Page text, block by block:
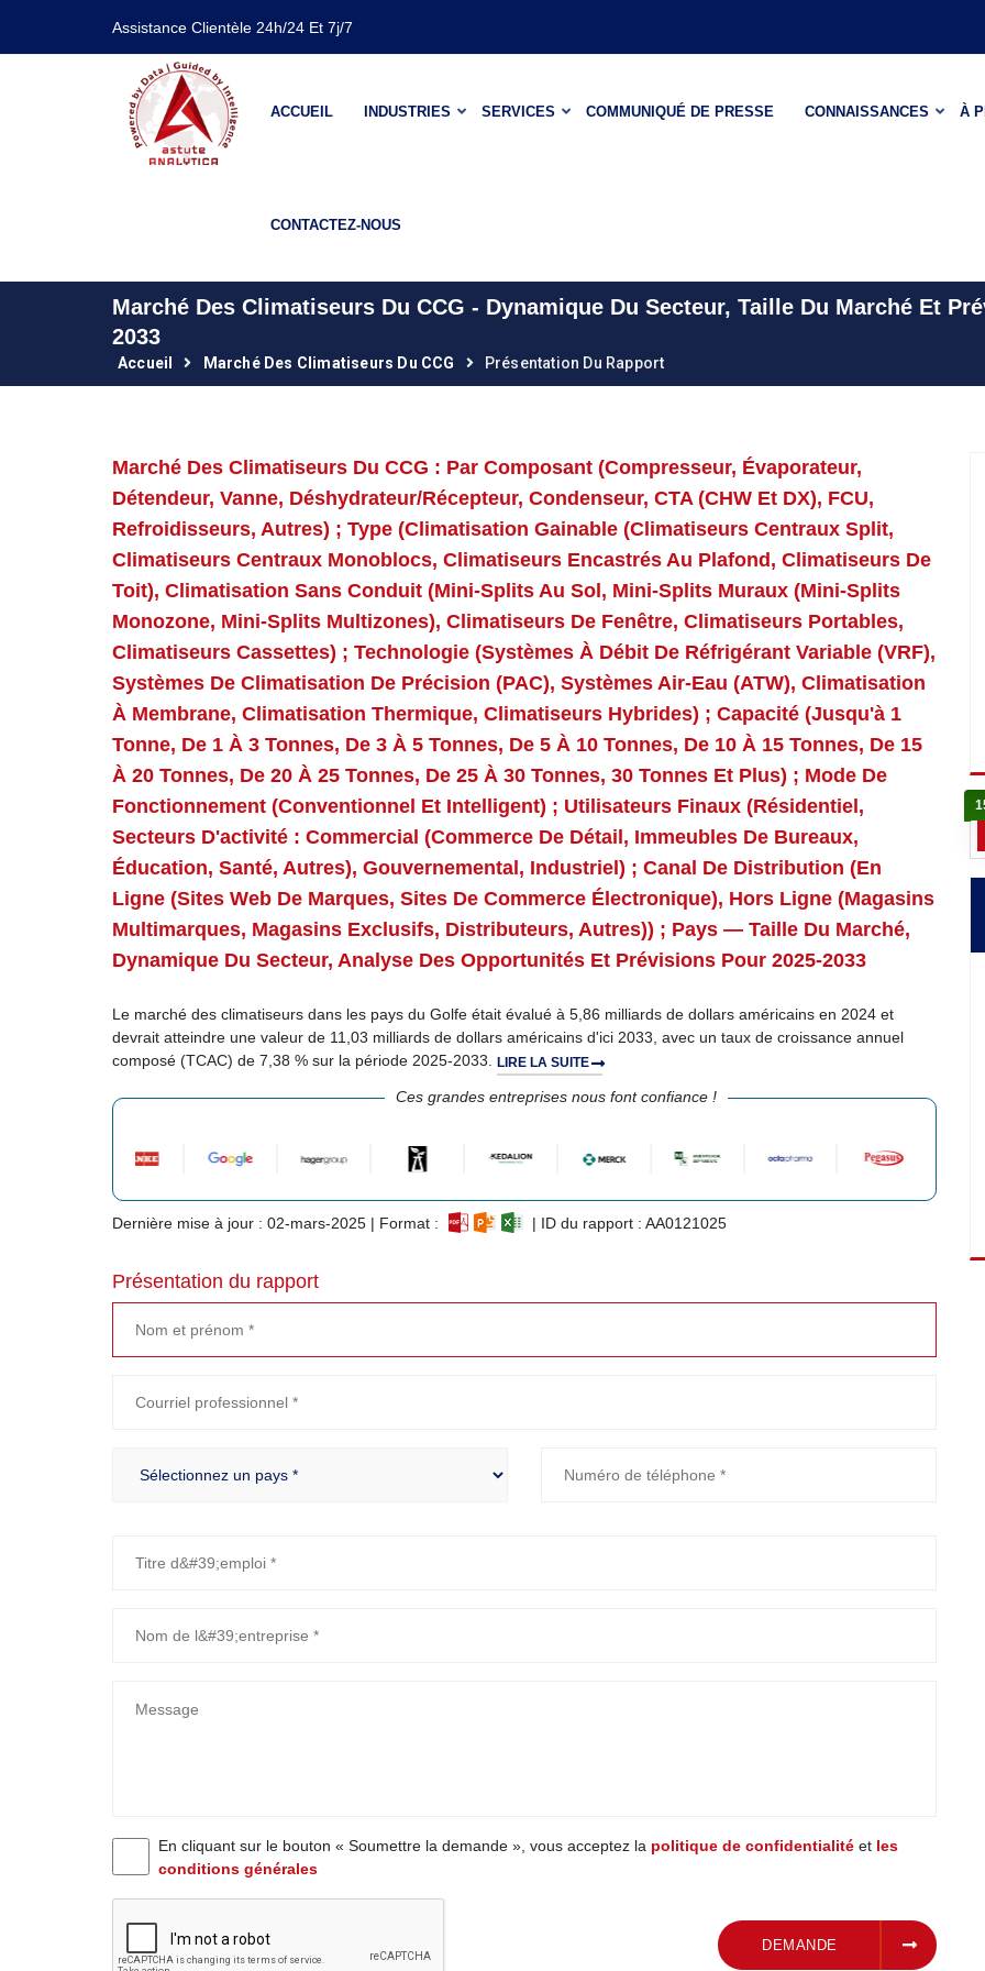
Assistance Clientèle 24h/24 Et 7j/7
ACCUEIL INDUSTRIES SERVICES COMMUNIQUÉ DE PRESSE CONNAISSANCES À
CONTACTEZ-NOUS
Marché Des Climatiseurs Du CCG - Dynamique Du Secteur, Taille Du Marché Et
2033
Accueil Marché Des Climatiseurs Du CCG Présentation Du Rapport
Marché Des Climatiseurs Du CCG : Par Composant (compresseur, Évaporateur,
Détendeur, Vanne, Déshydrateur/récepteur, Condenseur, CTA (CHW Et DX), FCU,
Refroidisseurs, Autres) ; Type (Climatisation Gainable (climatiseurs Centraux Split,
Climatiseurs Centraux Monoblocs, Climatiseurs Encastrés Au Plafond, Climatiseurs De
Toit), Climatisation Sans Conduit (Mini-Splits Au Sol, Mini-Splits Muraux (Mini-Splits
Monozone, Mini-Splits Multizones), Climatiseurs De Fenêtre, Climatiseurs Portables,
Climatiseurs Cassettes) ; Technologie (Systèmes À Débit De Réfrigérant Variable (VRF),
Systèmes De Climatisation De Précision (PAC), Systèmes Air-Eau (ATW), Climatisation
À Membrane, Climatisation Thermique, Climatiseurs Hybrides) ; Capacité (Jusqu'à 1
Tonne, De 1 À 3 Tonnes, De 3 À 5 Tonnes, De 5 À 10 Tonnes, De 10 À 15 Tonnes, De 15
À 20 Tonnes, De 20 À 25 Tonnes, De 25 À 30 Tonnes, 30 Tonnes Et Plus) ; Mode De
Fonctionnement (Conventionnel Et Intelligent) ; Utilisateurs Finaux (Résidentiel,
Secteurs D'activité : Commercial (commerce De Détail, Immeubles De Bureaux,
Éducation, Santé, Autres), Gouvernemental, Industriel) ; Canal De Distribution (en
Ligne (sites Web De Marques, Sites De Commerce Électronique), Hors Ligne (magasins
Multimarques, Magasins Exclusifs, Distributeurs, Autres)) ; Pays — Taille Du Marché,
Dynamique Du Secteur, Analyse Des Opportunités Et Prévisions Pour 2025-2033
Le marché des climatiseurs dans les pays du Golfe était évalué à 5,86 milliards de dollars américains en 2024 et
devrait atteindre une valeur de 11,03 milliards de dollars américains d'ici 2033, avec un taux de croissance annuel
composé (TCAC) de 7,38 % sur la période 2025-2033. LIRE LA SUITE
Ces grandes entreprises nous font confiance !
Dernière mise à jour : 02-mars-2025 | Format : | ID du rapport : AA0121025
Présentation du rapport
En cliquant sur le bouton « Soumettre la demande », vous acceptez la politique de confidentialité et les
conditions générales
DEMANDE